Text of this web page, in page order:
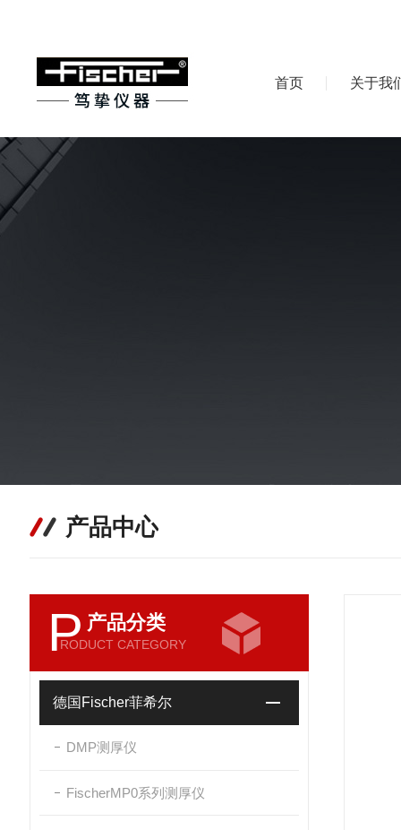
首页 关于我
产品中心
P 产品分类
RODUCT CATEGORY
德国Fischer菲希尔
DMP测厚仪
FischerMP0系列测厚仪